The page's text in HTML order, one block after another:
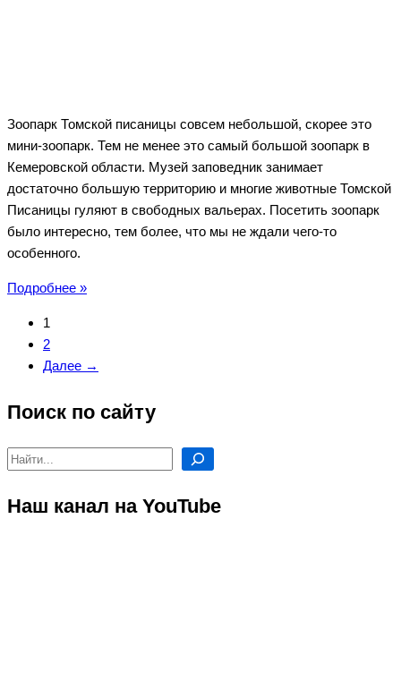
Зоопарк Томской писаницы совсем небольшой, скорее это
мини-зоопарк. Тем не менее это самый большой зоопарк в
Кемеровской области. Музей заповедник занимает
достаточно большую территорию и многие животные Томской
Писаницы гуляют в свободных вальерах. Посетить зоопарк
было интересно, тем более, что мы не ждали чего-то
особенного.
Подробнее »Зоопарк
Писаницы
1
2
Далее →
Поиск по сайту
Поиск
Наш канал на YouTube